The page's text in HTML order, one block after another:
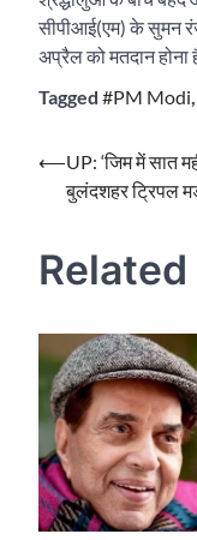
सीपीआई(एम) के सुमन
अप्रैल को मतदान होना
Tagged #PM Modi,
Post
navigation
⟵UP: ‘जिम में सात
बुलंदशहर ट्रिपल